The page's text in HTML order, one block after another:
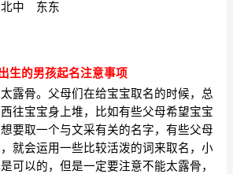
中 东东
生的男孩起名注意事项
露骨。父母们在给宝宝取名的时候，总
往宝宝身上堆，比如有些父母希望宝宝
要取一个与文采有关的名字，有些父母
就会运用一些比较活泼的词来取名，小
可以的，但是一定要注意不能太露骨，